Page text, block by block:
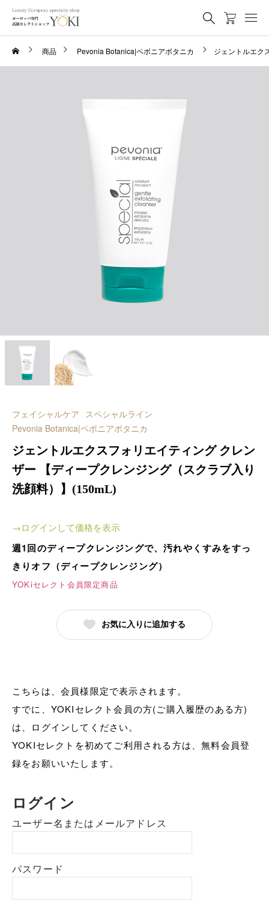
商品 Pevonia Botanica|ペボニアボタニカ ジェントルエク
フェイシャルケア スペシャルライン
Pevonia Botanica|ペボニアボタニカ
ジェントルエクスフォリエイティング クレン
ザー 【ディープクレンジング（スクラブ入り
洗顔料）】(150mL)
→ログインして価格を表示
週1回のディープクレンジングで、汚れやくすみをすっ
きりオフ（ディープクレンジング）
YOKiセレクト会員限定商品
お気に入りに追加する
こちらは、会員様限定で表示されます。
すでに、YOKIセレクト会員の方(ご購入履歴のある方)
は、ログインしてください。
YOKIセレクトを初めてご利用される方は、無料会員登
録をお願いいたします。
ログイン
ユーザー名またはメールアドレス
パスワード